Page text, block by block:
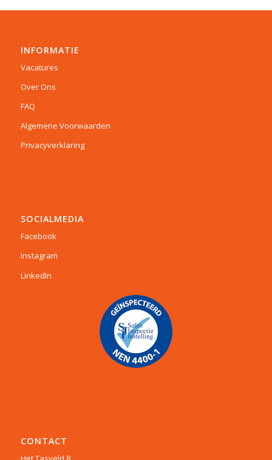
INFORMATIE
Vacatures
Over Ons
FAQ
Algemene Voorwaarden
Privacyverklaring
SOCIALMEDIA
Facebook
Instagram
LinkedIn
CONTACT